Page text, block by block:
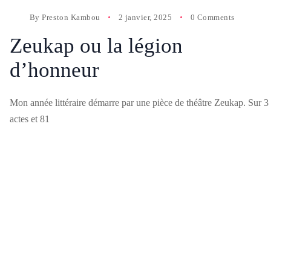
ByPreston Kambou 2 janvier, 2025 0 Comments
Zeukap ou la légion
d’honneur
Mon année littéraire démarre par une pièce de théâtre Zeukap. Sur 3
actes et 81